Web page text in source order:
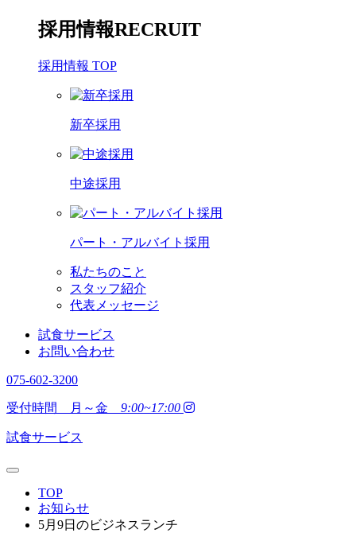
採用情報RECRUIT
採用情報 TOP
新卒採用
中途採用
パート・アルバイト採用
私たちのこと
スタッフ紹介
代表メッセージ
試食サービス
お問い合わせ
075-602-3200
受付時間 月～金 9:00~17:00
試食サービス
TOP
お知らせ
5月9日のビジネスランチ